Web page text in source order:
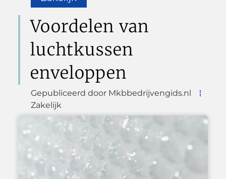
Voordelen van
luchtkussen
enveloppen
Gepubliceerd door Mkbbedrijvengids.nl
Zakelijk